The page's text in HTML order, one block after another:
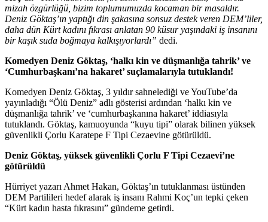
mizah özgürlüğü, bizim toplumumuzda kocaman bir masaldır.
Deniz Göktaş’ın yaptığı din şakasına sonsuz destek veren DEM’liler,
daha dün Kürt kadını fıkrası anlatan 90 küsur yaşındaki iş insanını
bir kaşık suda boğmaya kalkışıyorlardı” dedi.
Komedyen Deniz Göktaş, ‘halkı kin ve düşmanlığa tahrik’ ve
‘Cumhurbaşkanı’na hakaret’ suçlamalarıyla tutuklandı!
Komedyen Deniz Göktaş, 3 yıldır sahnelediği ve YouTube’da
yayınladığı “Ölü Deniz” adlı gösterisi ardından ‘halkı kin ve
düşmanlığa tahrik’ ve ‘cumhurbaşkanına hakaret’ iddiasıyla
tutuklandı. Göktaş, kamuoyunda “kuyu tipi” olarak bilinen yüksek
güvenlikli Çorlu Karatepe F Tipi Cezaevine götürüldü.
Deniz Göktaş, yüksek güvenlikli Çorlu F Tipi Cezaevi’ne
götürüldü
Hürriyet yazarı Ahmet Hakan, Göktaş’ın tutuklanması üstünden
DEM Partilileri hedef alarak iş insanı Rahmi Koç’un tepki çeken
“Kürt kadın hasta fıkrasını” gündeme getirdi.